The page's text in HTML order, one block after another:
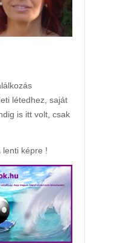
létedhez, saját
is itt volt, csak
lenti képre !